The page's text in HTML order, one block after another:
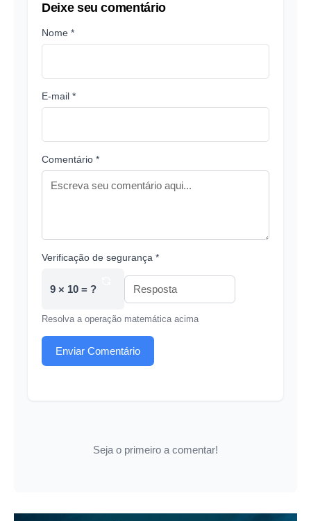
Deixe seu comentário
Nome *
E-mail *
Comentário *
Verificação de segurança *
9 × 10 = ?
Resolva a operação matemática acima
Enviar Comentário
Seja o primeiro a comentar!